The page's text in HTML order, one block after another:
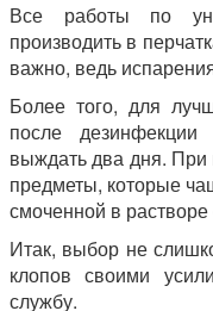
Все работы по
производить в
важно, ведь
Более того, для
после дезинфекции
выждать два дня. При
предметы, которые
смоченной в
Итак, выбор не
клопов своими
службу.